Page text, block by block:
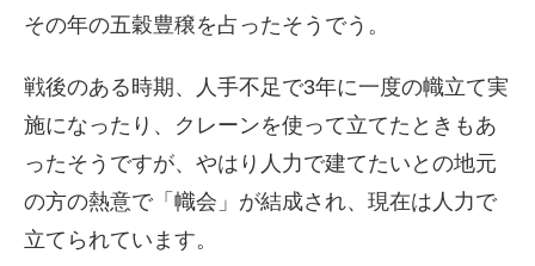
その年の五穀豊穣を占ったそうでう。
戦後のある時期、人手不足で3年に一度の幟立て実
施になったり、クレーンを使って立てたときもあ
ったそうですが、やはり人力で建てたいとの地元
の方の熱意で「幟会」が結成され、現在は人力で
立てられています。